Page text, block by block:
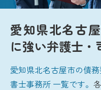
愛知県北名古
に強い弁護士
愛知県北名古屋市の債
書士事務所 一覧です。